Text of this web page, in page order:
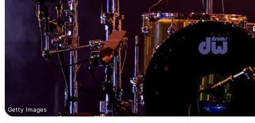
Getty Images